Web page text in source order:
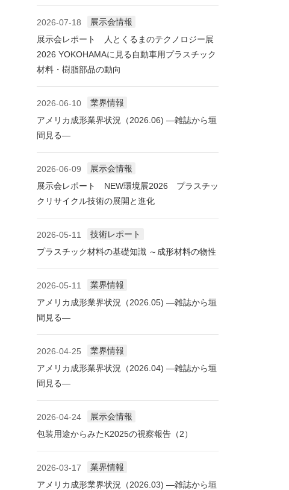
2026-07-18
展示会情報
展示会レポート 人とくるまのテクノロジー展
2026 YOKOHAMAに見る自動車用プラスチック
材料・樹脂部品の動向
2026-06-10
業界情報
アメリカ成形業界状況（2026.06) ―雑誌から垣
間見る―
2026-06-09
展示会情報
展示会レポート NEW環境展2026 プラスチッ
クリサイクル技術の展開と進化
2026-05-11
技術レポート
プラスチック材料の基礎知識 ～成形材料の物性
2026-05-11
業界情報
アメリカ成形業界状況（2026.05) ―雑誌から垣
間見る―
2026-04-25
業界情報
アメリカ成形業界状況（2026.04) ―雑誌から垣
間見る―
2026-04-24
展示会情報
包装用途からみたK2025の視察報告（2）
2026-03-17
業界情報
アメリカ成形業界状況（2026.03) ―雑誌から垣